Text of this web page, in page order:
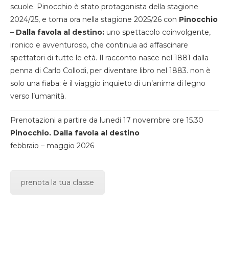
scuole. Pinocchio è stato protagonista della stagione
2024/25, e torna ora nella stagione 2025/26 con Pinocchio
– Dalla favola al destino: uno spettacolo coinvolgente,
ironico e avventuroso, che continua ad affascinare
spettatori di tutte le età. Il racconto nasce nel 1881 dalla
penna di Carlo Collodi, per diventare libro nel 1883. non è
solo una fiaba: è il viaggio inquieto di un’anima di legno
verso l’umanità.
Prenotazioni a partire da lunedi 17 novembre ore 15.30
Pinocchio. Dalla favola al destino
febbraio – maggio 2026
prenota la tua classe